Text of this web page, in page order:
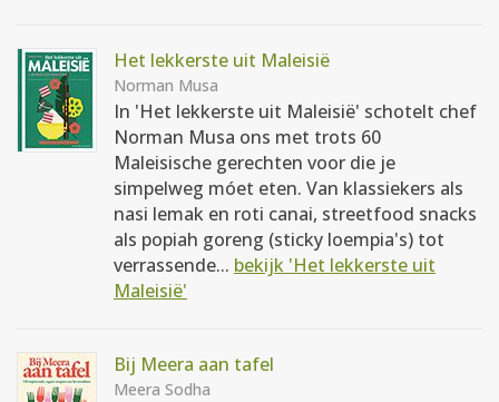
Het lekkerste uit Maleisië
Norman Musa
In 'Het lekkerste uit Maleisië' schotelt chef
Norman Musa ons met trots 60
Maleisische gerechten voor die je
simpelweg móet eten. Van klassiekers als
nasi lemak en roti canai, streetfood snacks
als popiah goreng (sticky loempia's) tot
verrassende... bekijk 'Het lekkerste uit
Maleisië'
Bij Meera aan tafel
Meera Sodha